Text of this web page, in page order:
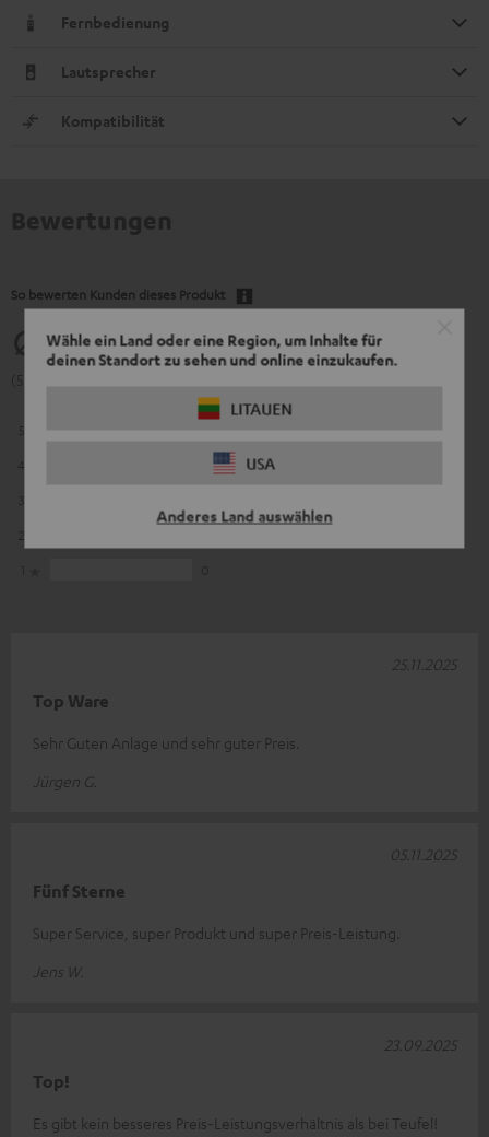
Wähle ein Land oder eine Region, um Inhalte für
deinen Standort zu sehen und online einzukaufen.
LITAUEN
USA
Anderes Land auswählen
Fernbedienung
Lautsprecher
Kompatibilität
So bewerten Kunden dieses Produkt
5
Top Ware
Sehr Guten Anlage und sehr guter Preis.
Jürgen G.
25.11.2025
Fünf Sterne
Super Service, super Produkt und super Preis-Leistung.
Jens W.
05.11.2025
Top!
Es gibt kein besseres Preis-Leistungsverhältnis als bei Teufel!
23.09.2025